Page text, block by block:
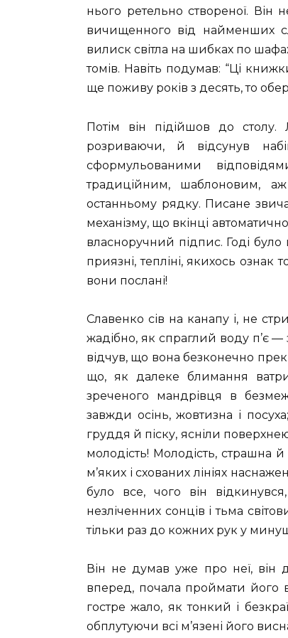
нього ретельно створеної. Він
вичищенного від найменших
вилиск світла на шибках по
томів. Навіть подумав: “Ці
ще поживу років з десять, то
Потім він підійшов до
розриваючи, й відсунув
сформульованими
традиційним, шаблоновим,
останньому рядку. Писане
механізму, що вкінці
власноручний підпис. Годі
приязні, тепліні, якихось
вони послані!
Славенко сів на канапу і, не
жадібно, як спраглий воду п’є
відчув, що вона безконечно
що, як далеке блимання
зреченого мандрівця в
завжди осінь, жовтизна і
груддя й піску, ясніли
молодість! Молодість, страшна
м’яких і схованих лініях
було все, чого він
незліченних сонців і тьма
тільки раз до кожних рук у
Він не думав уже про неї, він
вперед, почала проймати його
гостре жало, як тонкий і
обплутуючи всі м’язені його